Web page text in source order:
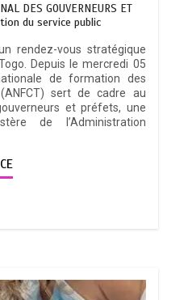
DES GOUVERNEURS ET
du service public
rendez-vous stratégique
Depuis le mercredi 05
de formation des
sert de cadre au
et préfets, une
de l’Administration